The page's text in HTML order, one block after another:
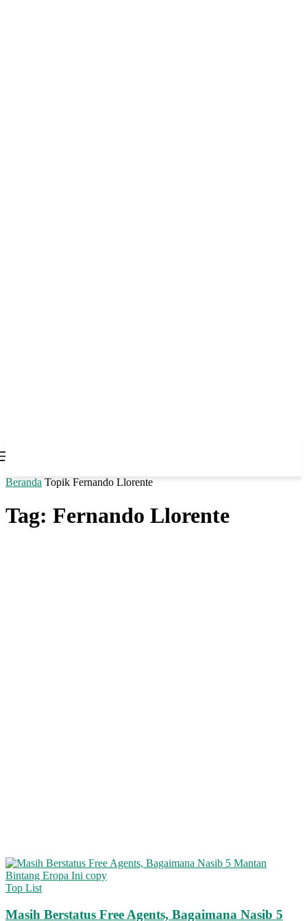
Beranda Topik Fernando Llorente
Tag: Fernando Llorente
Top List
Masih Berstatus Free Agents, Bagaimana Nasib 5